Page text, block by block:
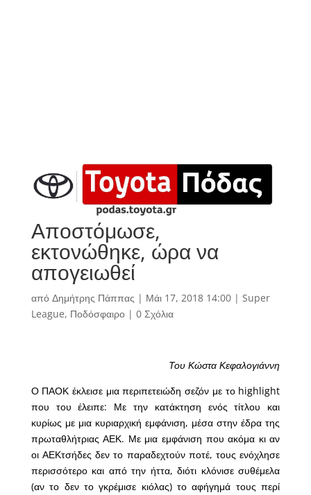
Αποστόμωσε,
εκτονώθηκε, ώρα να
απογειωθεί
από Δημήτρης Πάππας | Μάι 17, 2018 14:00| Super
League, Ποδόσφαιρο| 0 Σχόλια
Του Κώστα Κεφαλογιάννη
Ο ΠΑΟΚ έκλεισε μια περιπετειώδη σεζόν με το highlight
που του έλειπε: Με την κατάκτηση ενός τίτλου και
κυρίως με μια κυριαρχική εμφάνιση, μέσα στην έδρα της
πρωταθλήτριας ΑΕΚ. Με μια εμφάνιση που ακόμα κι αν
οι ΑΕΚτσήδες δεν το παραδεχτούν ποτέ, τους ενόχλησε
περισσότερο και από την ήττα, διότι κλόνισε συθέμελα
(αν το δεν το γκρέμισε κιόλας) το αφήγημά τους περί